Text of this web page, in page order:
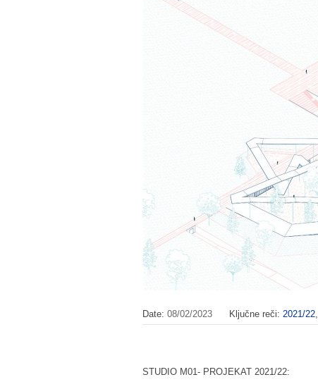
Date: 08/02/2023 Ključne reči: 2021/22,
STUDIO M01- PROJEKAT 2021/22: